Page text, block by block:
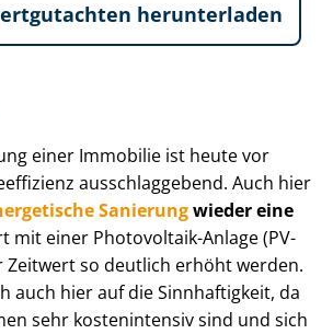
herunterladen
einer Immobilie ist heute vor
ausschlaggebend. Auch hier
Sanierungwieder eine
mit einer Photovoltaik-Anlage (PV-
Zeitwert so deutlich erhöht werden.
auch hier auf die Sinnhaftigkeit, da
sehr kostenintensiv sind und sich